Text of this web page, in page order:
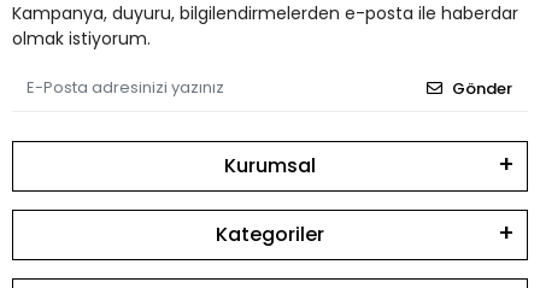
Kampanya, duyuru, bilgilendirmelerden e-posta ile haberdar
olmak istiyorum.
Gönder
Kurumsal
Kategoriler